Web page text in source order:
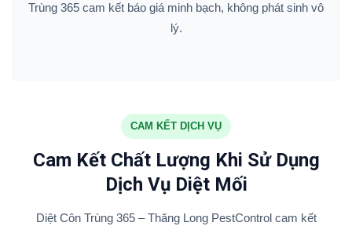
Trùng 365 cam kết báo giá minh bạch, không phát sinh vô
lý.
CAM KẾT DỊCH VỤ
Cam Kết Chất Lượng Khi Sử Dụng
Dịch Vụ Diệt Mối
Diệt Côn Trùng 365 – Thăng Long PestControl cam kết